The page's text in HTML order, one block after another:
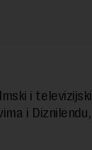
i televizijski
i Diznilendu,